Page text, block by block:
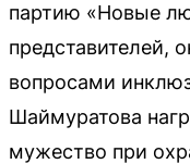
партию «Новые
представителей,
вопросами
Шаймуратова
мужество при